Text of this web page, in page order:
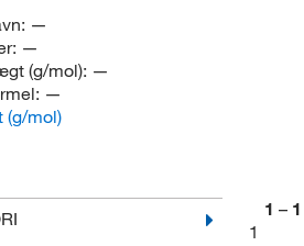
—
—
(g/mol): —
—
(g/mol)
1 – 1
1